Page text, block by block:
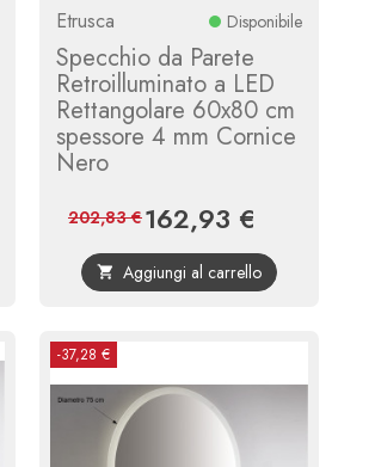
Etrusca Disponibile
Specchio da Parete
Retroilluminato a LED
Rettangolare 60x80 cm
spessore 4 mm Cornice
Nero
Prezzo
162,93 €
base
202,83 €
 Aggiungi al carrello
-37,28 €